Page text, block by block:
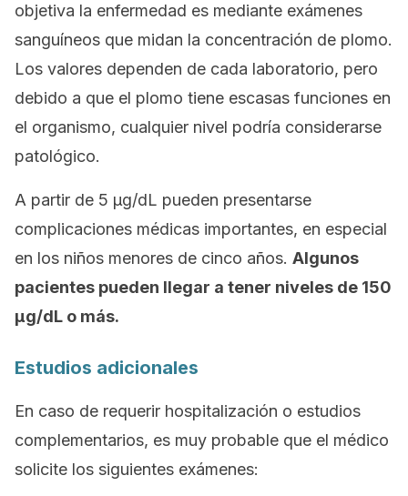
objetiva la enfermedad es mediante exámenes
sanguíneos que midan la concentración de plomo.
Los valores dependen de cada laboratorio, pero
debido a que el plomo tiene escasas funciones en
el organismo, cualquier nivel podría considerarse
patológico.
A partir de 5 µg/dL pueden presentarse
complicaciones médicas importantes, en especial
en los niños menores de cinco años. Algunos
pacientes pueden llegar a tener niveles de 150
µg/dL o más.
Estudios adicionales
En caso de requerir hospitalización o estudios
complementarios, es muy probable que el médico
solicite los siguientes exámenes: